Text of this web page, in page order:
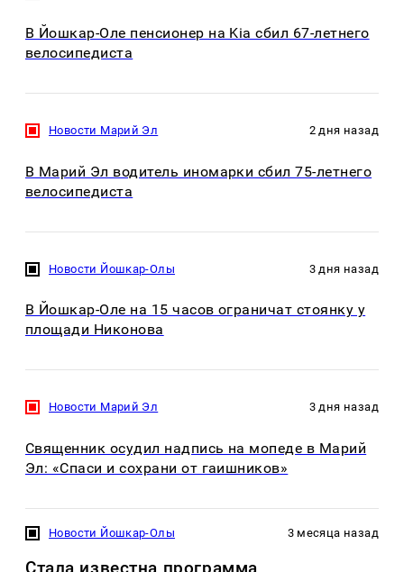
В Йошкар-Оле пенсионер на Kia сбил 67-летнего
велосипедиста
Новости Марий Эл 2 дня назад
В Марий Эл водитель иномарки сбил 75-летнего
велосипедиста
Новости Йошкар-Олы 3 дня назад
В Йошкар-Оле на 15 часов ограничат стоянку у
площади Никонова
Новости Марий Эл 3 дня назад
Священник осудил надпись на мопеде в Марий
Эл: «Спаси и сохрани от гаишников»
Новости Йошкар-Олы 3 месяца назад